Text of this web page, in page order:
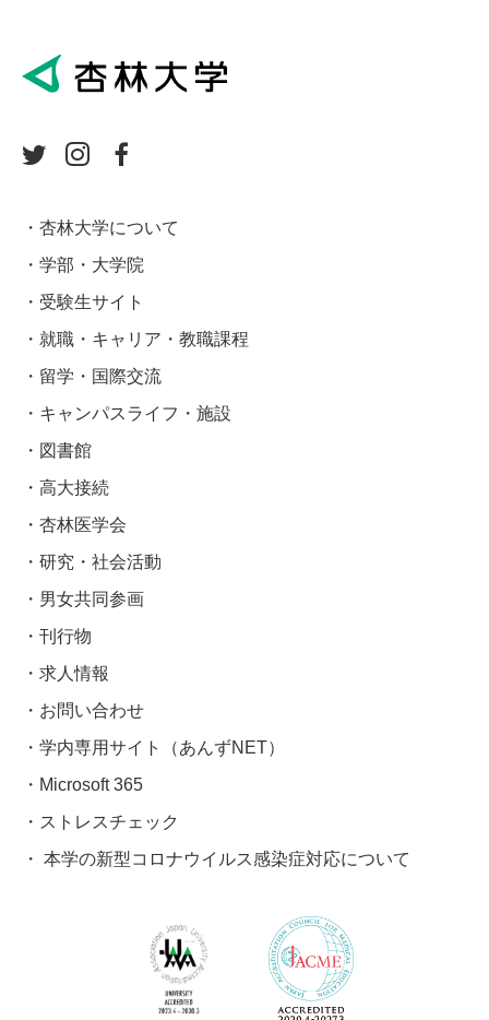
杏林大学について
学部・大学院
受験生サイト
就職・キャリア・教職課程
留学・国際交流
キャンパスライフ・施設
図書館
高大接続
杏林医学会
研究・社会活動
男女共同参画
刊行物
求人情報
お問い合わせ
学内専用サイト（あんずNET）
Microsoft 365
ストレスチェック
本学の新型コロナウイルス感染症対応について